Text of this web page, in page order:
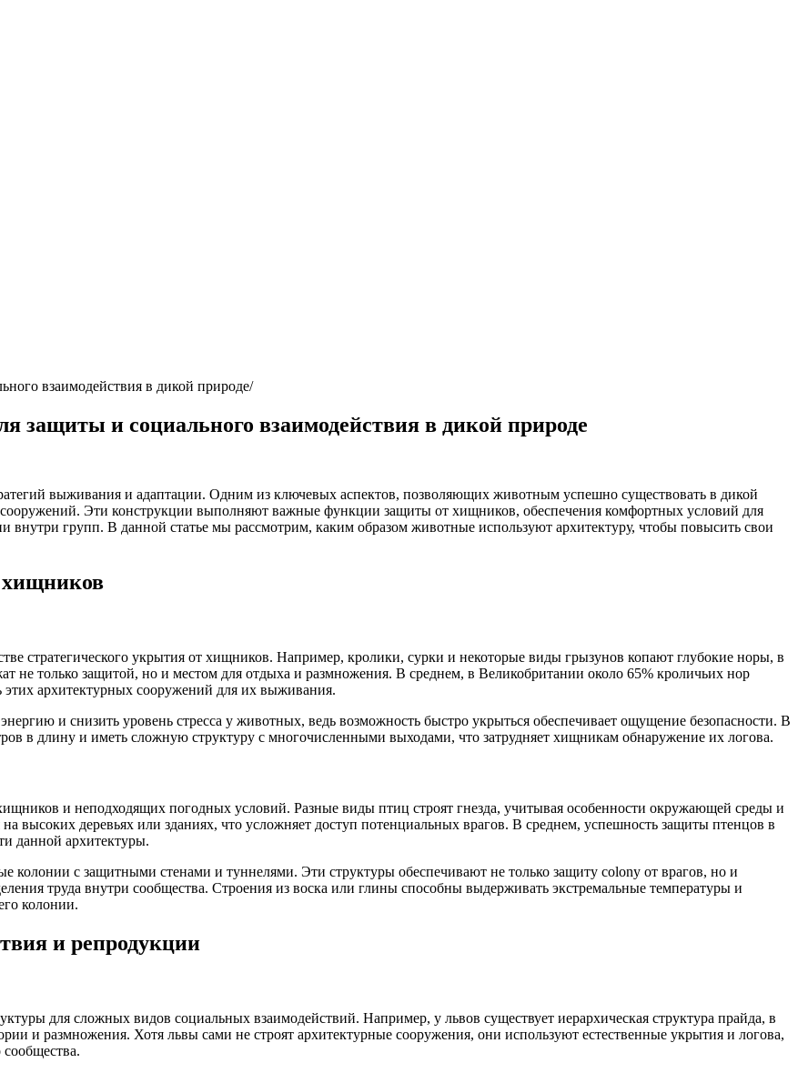
взаимодействия в дикой природе
защиты и социального взаимодействия в дикой природе
выживания и адаптации. Одним из ключевых аспектов, позволяющих животным успешно существовать в дикой
сооружений. Эти конструкции выполняют важные функции защиты от хищников, обеспечения комфортных условий для
внутри групп. В данной статье мы рассмотрим, каким образом животные используют архитектуру, чтобы повысить свои
хищников
стратегического укрытия от хищников. Например, кролики, сурки и некоторые виды грызунов копают глубокие норы, в
не только защитой, но и местом для отдыха и размножения. В среднем, в Великобритании около 65% кроличьих нор
архитектурных сооружений для их выживания.
и снизить уровень стресса у животных, ведь возможность быстро укрыться обеспечивает ощущение безопасности. В
в длину и иметь сложную структуру с многочисленными выходами, что затрудняет хищникам обнаружение их логова.
и неподходящих погодных условий. Разные виды птиц строят гнезда, учитывая особенности окружающей среды и
высоких деревьях или зданиях, что усложняет доступ потенциальных врагов. В среднем, успешность защиты птенцов в
данной архитектуры.
колонии с защитными стенами и туннелями. Эти структуры обеспечивают не только защиту colony от врагов, но и
труда внутри сообщества. Строения из воска или глины способны выдерживать экстремальные температуры и
колонии.
и репродукции
для сложных видов социальных взаимодействий. Например, у львов существует иерархическая структура прайда, в
и размножения. Хотя львы сами не строят архитектурные сооружения, они используют естественные укрытия и логова,